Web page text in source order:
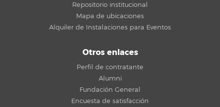
Repositorio institucional
Mapa de ubicaciones
Alquiler de Instalaciones para Eventos
Otros enlaces
Perfil de contratante
Alumni
Fundación General
Encuesta de satisfacción